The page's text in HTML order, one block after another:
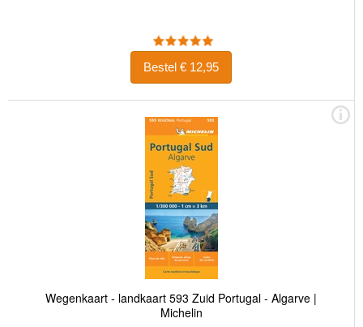
Bestel € 12,95
Wegenkaart - landkaart 593 Zuid Portugal - Algarve |
Michelin